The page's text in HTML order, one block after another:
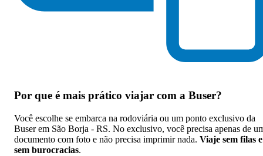
Por que é mais prático viajar com a Buser?
Você escolhe se embarca na rodoviária ou um ponto exclusivo da
Buser em São Borja - RS. No exclusivo, você precisa apenas de
documento com foto e não precisa imprimir nada. Viaje sem filas e
sem burocracias.